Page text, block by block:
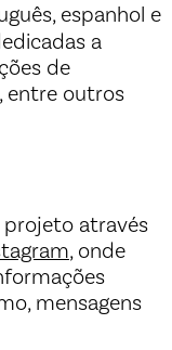
espanhol e
a
de
entre outros
através
, onde
mensagens